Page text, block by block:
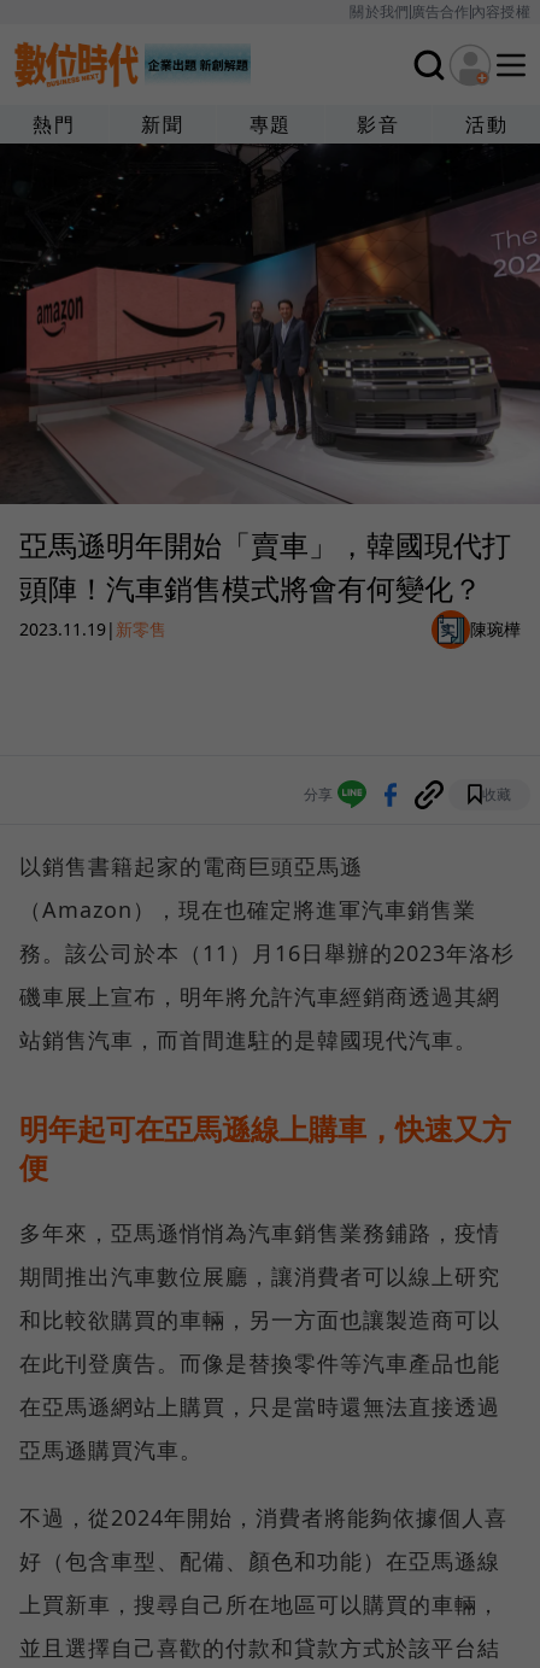
關於我們廣告合作內容授權
熱門 新聞 專題 影音 活動
亞馬遜明年開始「賣車」，韓國現代打
頭陣！汽車銷售模式將會有何變化？
2023.11.19| 新零售 陳琬樺
分享 收藏
以銷售書籍起家的電商巨頭亞馬遜
（Amazon），現在也確定將進軍汽車銷售業
務。該公司於本（11）月16日舉辦的2023年洛杉
磯車展上宣布，明年將允許汽車經銷商透過其網
站銷售汽車，而首間進駐的是韓國現代汽車。
明年起可在亞馬遜線上購車，快速又方
便
多年來，亞馬遜悄悄為汽車銷售業務鋪路，疫情
期間推出汽車數位展廳，讓消費者可以線上研究
和比較欲購買的車輛，另一方面也讓製造商可以
在此刊登廣告。而像是替換零件等汽車產品也能
在亞馬遜網站上購買，只是當時還無法直接透過
亞馬遜購買汽車。
不過，從2024年開始，消費者將能夠依據個人喜
好（包含車型、配備、顏色和功能）在亞馬遜線
上買新車，搜尋自己所在地區可以購買的車輛，
並且選擇自己喜歡的付款和貸款方式於該平台結